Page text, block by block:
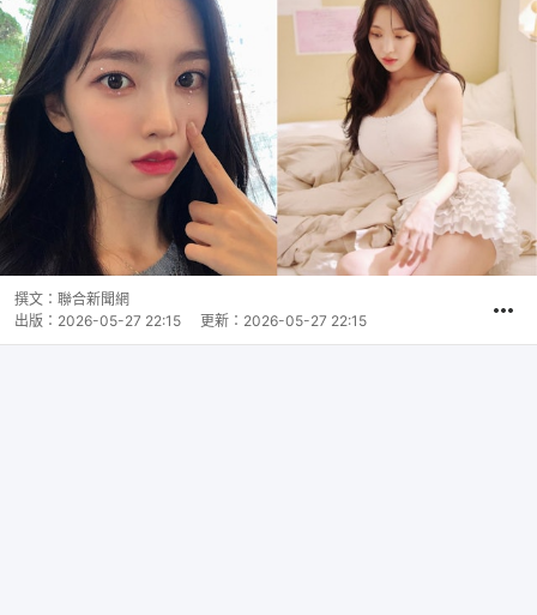
撰文： 聯合新聞網
出版： 2026-05-27 22:15 更新： 2026-05-27 22:15